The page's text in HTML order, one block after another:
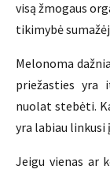
visą žmogaus
tikimybė
Melonoma
priežasties yra
nuolat stebėti.
yra labiau linkusi
Jeigu vienas ar